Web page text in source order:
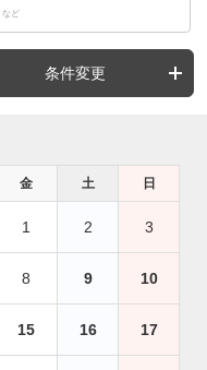
など
条件変更
金 土 日
1 2 3
8 9 10
15 16 17